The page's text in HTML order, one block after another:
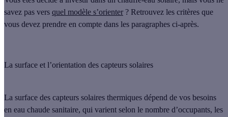
savez pas vers quel modèle s’orienter ? Retrouvez les critères que
vous devez prendre en compte dans les paragraphes ci-après.
La surface et l’orientation des capteurs solaires
La surface des capteurs solaires thermiques dépend de vos besoins
en eau chaude sanitaire, qui varient selon le nombre d’occupants, les